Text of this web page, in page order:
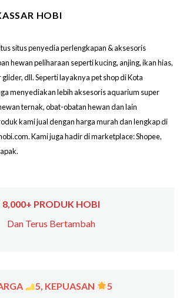
HOBI
situs penyedia perlengkapan & aksesoris
hewan peliharaan seperti kucing, anjing, ikan hias,
dll. Seperti layaknya pet shop di Kota
menyediakan lebih aksesoris aquarium super
ternak, obat-obatan hewan dan lain
kami jual dengan harga murah dan lengkap di
Kami juga hadir di marketplace: Shopee,
8,000+ PRODUK HOBI
Dan Terus Bertambah
5, KEPUASAN 5